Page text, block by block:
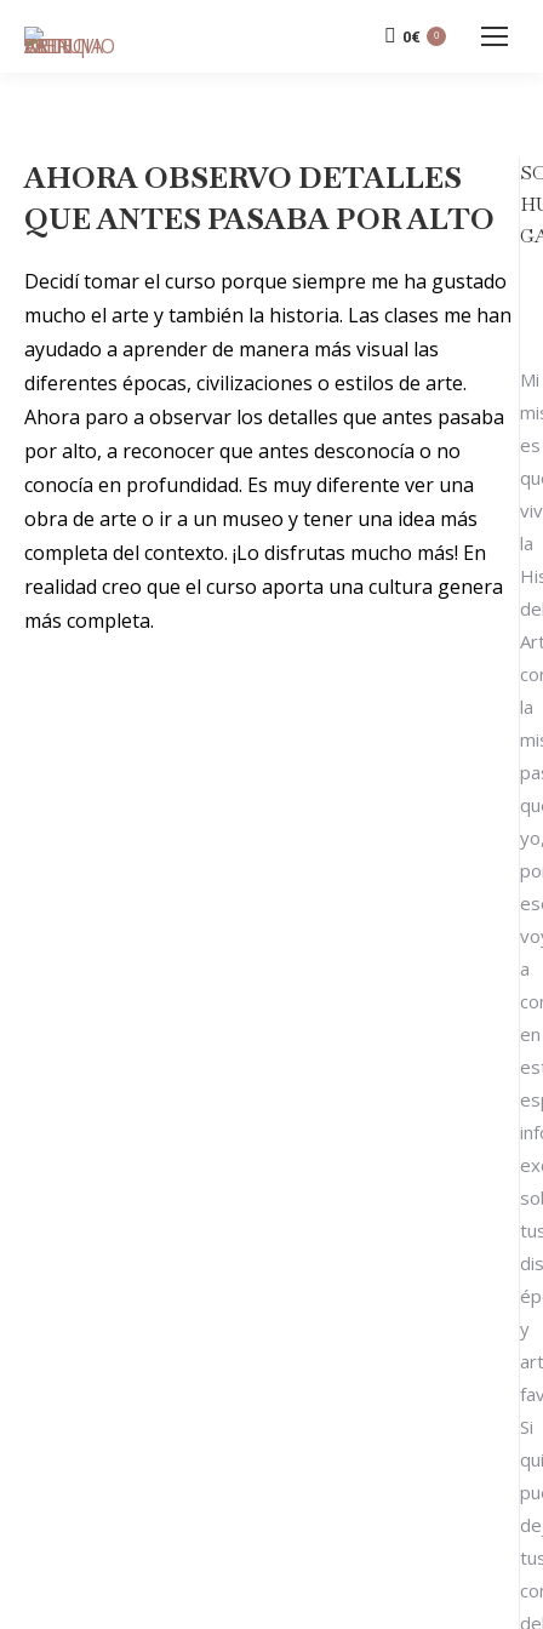
0€ 0
AHORA OBSERVO DETALLES
QUE ANTES PASABA POR ALTO
Decidí tomar el curso porque siempre me ha gustado
mucho el arte y también la historia. Las clases me han
ayudado a aprender de manera más visual las
diferentes épocas, civilizaciones o estilos de arte.
Ahora paro a observar los detalles que antes pasaba
por alto, a reconocer que antes desconocía o no
conocía en profundidad. Es muy diferente ver una
obra de arte o ir a un museo y tener una idea más
completa del contexto. ¡Lo disfrutas mucho más! En
realidad creo que el curso aporta una cultura genera
más completa.
Mi
es
la
la
a
en
y
Si